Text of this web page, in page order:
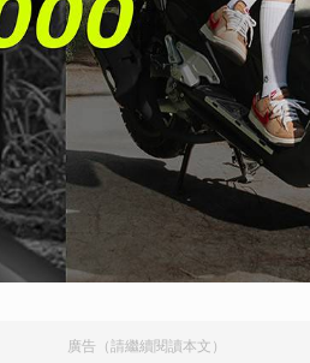
廣告（請繼續閱讀本文）
取消